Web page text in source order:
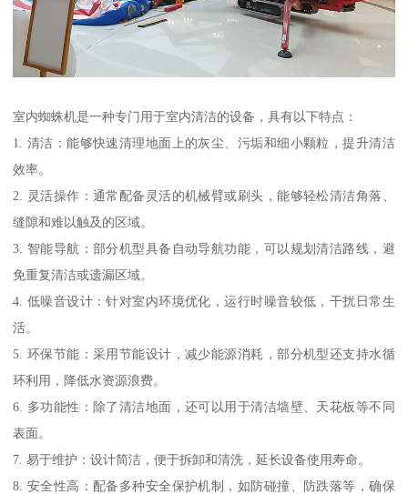
室内蜘蛛机是一种专门用于室内清洁的设备，具有以下特点：
1. 清洁：能够快速清理地面上的灰尘、污垢和细小颗粒，提升清洁
效率。
2. 灵活操作：通常配备灵活的机械臂或刷头，能够轻松清洁角落、
缝隙和难以触及的区域。
3. 智能导航：部分机型具备自动导航功能，可以规划清洁路线，避
免重复清洁或遗漏区域。
4. 低噪音设计：针对室内环境优化，运行时噪音较低，干扰日常生
活。
5. 环保节能：采用节能设计，减少能源消耗，部分机型还支持水循
环利用，降低水资源浪费。
6. 多功能性：除了清洁地面，还可以用于清洁墙壁、天花板等不同
表面。
7. 易于维护：设计简洁，便于拆卸和清洗，延长设备使用寿命。
8. 安全性高：配备多种安全保护机制，如防碰撞、防跌落等，确保